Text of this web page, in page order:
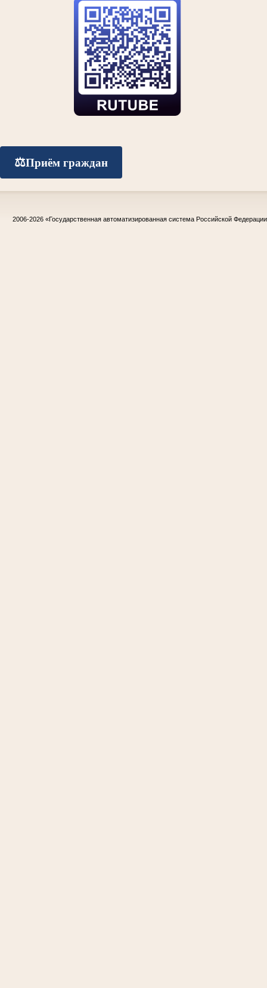
⚖️Приём граждан
2006-2026 «Государственная автоматизированная система Российской